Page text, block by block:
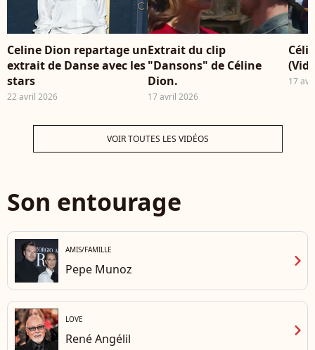
Celine Dion repartage un
extrait de Danse avec les
stars
22 avril 2026
Extrait du clip
"Dansons" de Céline
Dion.
17 avril 2026
17
VOIR TOUTES LES VIDÉOS
Son entourage
AMIS/FAMILLE
Pepe Munoz chevron_right
LOVE
René Angélil chevron_right